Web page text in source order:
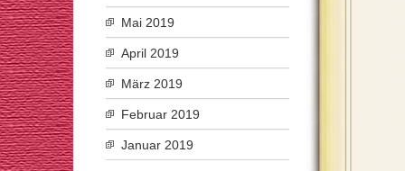
Mai 2019
April 2019
März 2019
Februar 2019
Januar 2019